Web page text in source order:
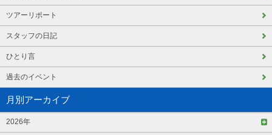
ツアーリポート
スタッフの日記
ひとり言
過去のイベント
月別アーカイブ
2026年